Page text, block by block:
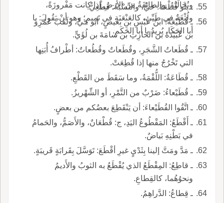
ونُخَالَتُهُ، والطائِفَةُ من الأرضِ إذا كانت مَفْروزَةً،
ولُثْغَةٌ في طَيِّئٍ، كالعَنْعَنَةِ في تَمِيمٍ؛ وهو أنْ يَقُولَ: يا
أبا الحَكَا، يُريدُ يا أبا الحَكَمِ.
ـ بنُو قُطْعَةَ: حَيٌّ، والنِّسْبَةُ: قُطْعِيٌّ.
ـ قُطَيْعَةٌ: ابنُ عَبْسِ بنِ بَغيضٍ، أبو حَيٍّ، ولَقَبُ عَمْرِو
بن عُبَيْدَةَ بن الحارِثِ بن سامَةَ بن لُؤَيٍّ.
ـ قُطَعاتُ الشَّجَرِ، وقُطَعاتٌ وقُطُعاتٌ: أطْرافُ أُبَنِها
التي تَخْرُجُ منها إذا قُطِعَتْ.
ـ قُطَاعَةُ: اللُّقْمَةُ، وما سَقَطَ من القَطْعِ.
ـ قُطَيْعاءُ: ضَرْبٌ من التَّمْرِ، أو الشِّهْريزُ.
ـ اتَّقُوا القُطَيْعاءَ: أن يَنْقَطِعَ بعضُكم من بعضٍ.
ـ أَقْطَعُ: المَقْطُوعُ اليَدِ، ج: قُطْعَانٌ، والأَصَمُّ، والحَمامُ
في بَطْنِهِ بَياضٌ.
ـ مَدَّ ومَتَّ إلينا بِثَدْيٍ غيرِ أقْطَعَ: تَوَسَّلَ بِقَرابَةٍ قَريبَةٍ.
ـ قاطِعُ: المِقْطَعُ الذي يُقْطَعُ به الثوبُ والأَديمُ
ونحوُهُما، كالقِطاعِ.
ـ قِطاعُ: الدَّراهِمُ.